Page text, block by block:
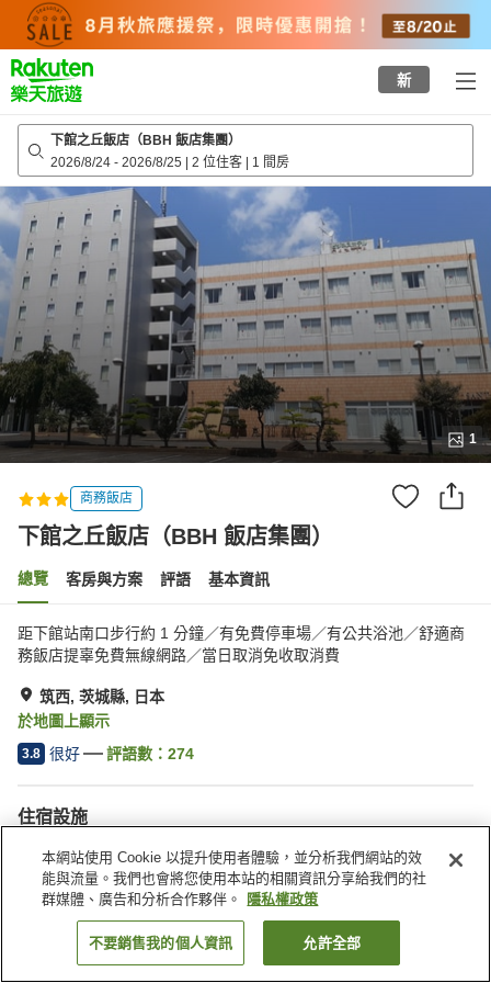
top
page
新
下館之丘飯店（BBH 飯店集團）
2026/8/24 - 2026/8/25 | 2 位住客 | 1 間房
1
商務飯店
下館之丘飯店（BBH 飯店集團）
總覽 客房與方案 評語 基本資訊
距下館站南口步行約 1 分鐘／有免費停車場／有公共浴池／舒適商
務飯店提辜免費無線網路／當日取消免收取消費
筑西, 茨城縣, 日本
於地圖上顯示
3.8 很好 評語數： 274
住宿設施
無線網路
距離車站約步行 5 分鐘內
自動販賣機
共用微波爐
找客房
本網站使用 Cookie 以提升使用者體驗，並分析我們網站的效
能與流量。我們也會將您使用本站的相關資訊分享給我們的社
群媒體、廣告和分析合作夥伴。
隱私權政策
不要銷售我的個人資訊 允許全部